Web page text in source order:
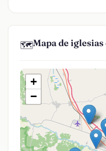
🗺️Mapa de
+
−